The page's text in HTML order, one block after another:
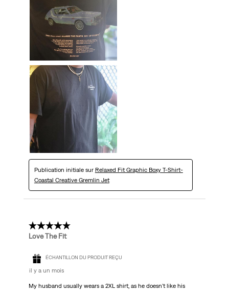
Publication initiale sur Relaxed Fit Graphic Boxy T-Shirt-
Coastal Creative Gremlin Jet
5 étoile(s) sur 5.
Love The Fit
ÉCHANTILLON DU PRODUIT REÇU
il y a un mois
My husband usually wears a 2XL shirt, as he doesn't like his